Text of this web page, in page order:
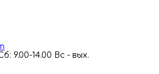
9.00-14.00 Вс - вых.